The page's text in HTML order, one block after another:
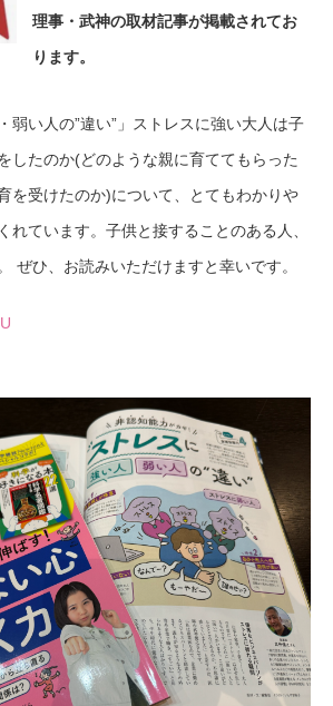
理事・武神の取材記事が掲載されてお
ります。
弱い人の”違い”」ストレスに強い大人は子
したのか(どのような親に育ててもらった
を受けたのか)について、とてもわかりや
れています。子供と接することのある人、
ぜひ、お読みいただけますと幸いです。